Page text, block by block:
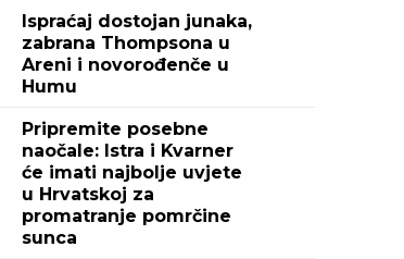
Ispraćaj dostojan junaka,
zabrana Thompsona u
Areni i novorođenče u
Humu
Pripremite posebne
naočale: Istra i Kvarner
će imati najbolje uvjete
u Hrvatskoj za
promatranje pomrčine
sunca